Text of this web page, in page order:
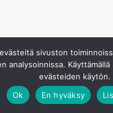
sivuston
analysoinnissa.
evästeiden käytön.
Ok
En hyväksy